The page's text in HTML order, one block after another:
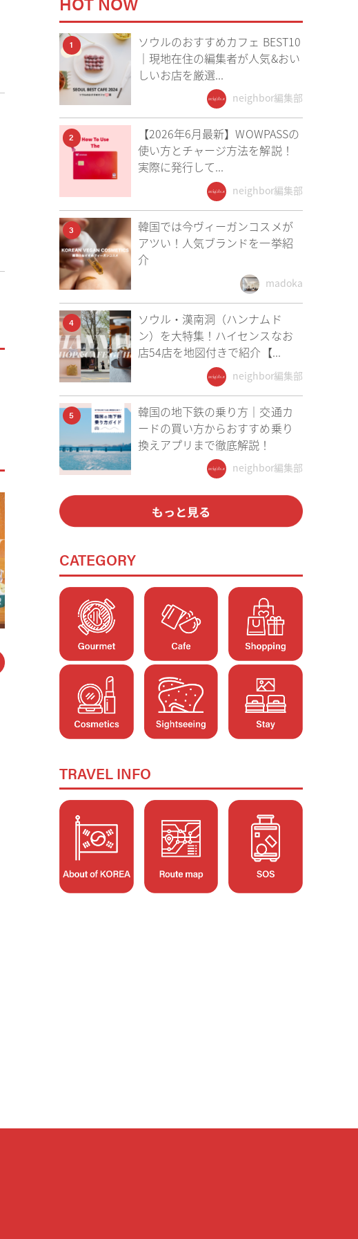
1
ソウルのおすすめカフェ BEST10
｜現地在住の編集者が人気&おい
しいお店を厳選...
neighbor編集部
2
【2026年6月最新】WOWPASSの
使い方とチャージ方法を解説！
実際に発行して...
neighbor編集部
3
韓国では今ヴィーガンコスメが
アツい！人気ブランドを一挙紹
介
madoka
4
ソウル・漢南洞（ハンナムド
ン）を大特集！ハイセンスなお
店54店を地図付きで紹介【...
neighbor編集部
5
韓国の地下鉄の乗り方｜交通カ
ードの買い方からおすすめ乗り
換えアプリまで徹底解説！
neighbor編集部
CATEGORY
TRAVEL INFO